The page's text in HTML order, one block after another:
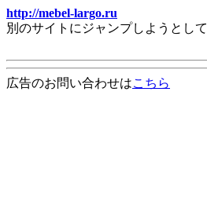
http://mebel-largo.ru
別のサイトにジャンプしようとし
広告のお問い合わせはこちら